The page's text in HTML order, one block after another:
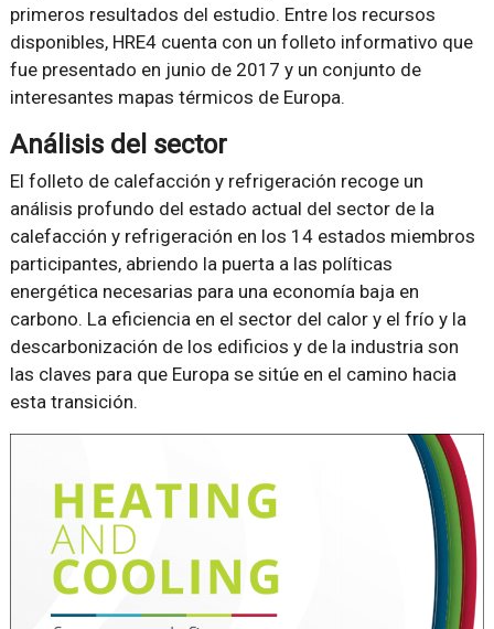
primeros resultados del estudio. Entre los recursos
disponibles, HRE4 cuenta con un folleto informativo que
fue presentado en junio de 2017 y un conjunto de
interesantes mapas térmicos de Europa.
Análisis del sector
El folleto de calefacción y refrigeración recoge un
análisis profundo del estado actual del sector de la
calefacción y refrigeración en los 14 estados miembros
participantes, abriendo la puerta a las políticas
energética necesarias para una economía baja en
carbono. La eficiencia en el sector del calor y el frío y la
descarbonización de los edificios y de la industria son
las claves para que Europa se sitúe en el camino hacia
esta transición.